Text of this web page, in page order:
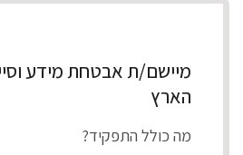
מיישם/ת אבטחת מידע
הארץ
מה כולל התפקיד?